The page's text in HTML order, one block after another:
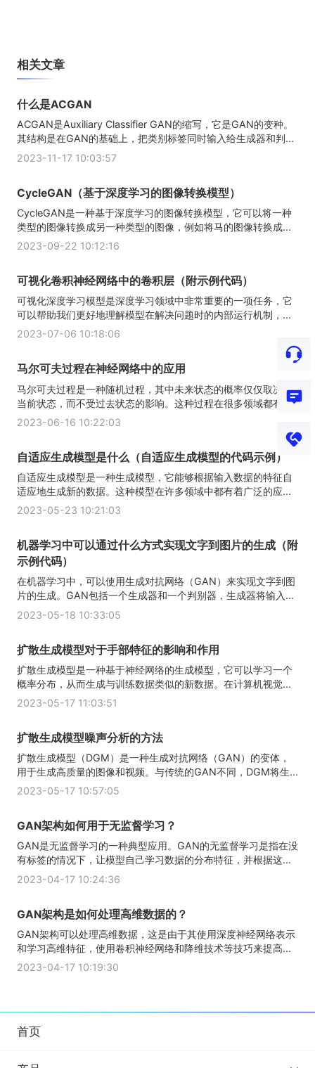
相关文章
什么是ACGAN
ACGAN是Auxiliary Classifier GAN的缩写，它是GAN的变种。
其结构是在GAN的基础上，把类别标签同时输入给生成器和判...
2023-11-17 10:03:57
CycleGAN（基于深度学习的图像转换模型）
CycleGAN是一种基于深度学习的图像转换模型，它可以将一种
类型的图像转换成另一种类型的图像，例如将马的图像转换成...
2023-09-22 10:12:16
可视化卷积神经网络中的卷积层（附示例代码）
可视化深度学习模型是深度学习领域中非常重要的一项任务，它
可以帮助我们更好地理解模型在解决问题时的内部运行机制，...
2023-07-06 10:18:06
马尔可夫过程在神经网络中的应用
马尔可夫过程是一种随机过程，其中未来状态的概率仅仅取决于
当前状态，而不受过去状态的影响。这种过程在很多领域都有...
2023-06-16 10:22:03
自适应生成模型是什么（自适应生成模型的代码示例）
自适应生成模型是一种生成模型，它能够根据输入数据的特征自
适应地生成新的数据。这种模型在许多领域中都有着广泛的应...
2023-05-23 10:21:03
机器学习中可以通过什么方式实现文字到图片的生成（附
示例代码）
在机器学习中，可以使用生成对抗网络（GAN）来实现文字到图
片的生成。GAN包括一个生成器和一个判别器，生成器将输入...
2023-05-18 10:33:05
扩散生成模型对于手部特征的影响和作用
扩散生成模型是一种基于神经网络的生成模型，它可以学习一个
概率分布，从而生成与训练数据类似的新数据。在计算机视觉...
2023-05-17 11:03:51
扩散生成模型噪声分析的方法
扩散生成模型（DGM）是一种生成对抗网络（GAN）的变体，
用于生成高质量的图像和视频。与传统的GAN不同，DGM将生...
2023-05-17 10:57:05
GAN架构如何用于无监督学习？
GAN是无监督学习的一种典型应用。GAN的无监督学习是指在没
有标签的情况下，让模型自己学习数据的分布特征，并根据这...
2023-04-17 10:24:36
GAN架构是如何处理高维数据的？
GAN架构可以处理高维数据，这是由于其使用深度神经网络表示
和学习高维特征，使用卷积神经网络和降维技术等技巧来提高...
2023-04-17 10:19:30
首页